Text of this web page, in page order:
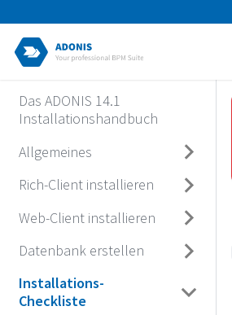
Das ADONIS 14.1
Installationshandbuch
Allgemeines
Rich-Client installieren
Web-Client installieren
Datenbank erstellen
Installations-
Checkliste